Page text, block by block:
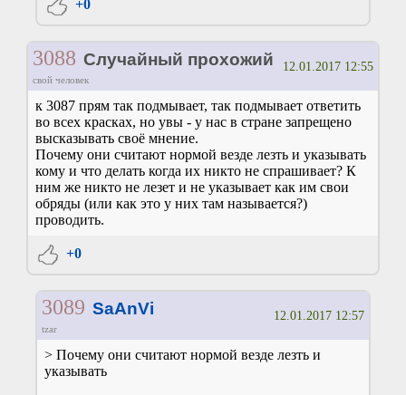
+0
3088 Случайный прохожий
свой человек
12.01.2017 12:55
к 3087 прям так подмывает, так подмывает ответить
во всех красках, но увы - у нас в стране запрещено
высказывать своё мнение.
Почему они считают нормой везде лезть и указывать
кому и что делать когда их никто не спрашивает? К
ним же никто не лезет и не указывает как им свои
обряды (или как это у них там называется?)
проводить.
+0
3089 SaAnVi
tzar
12.01.2017 12:57
> Почему они считают нормой везде лезть и
указывать